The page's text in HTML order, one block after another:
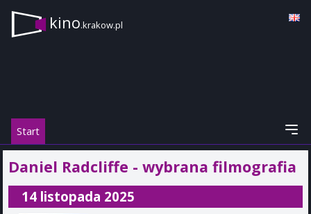
kino.krakow.pl
Start
Daniel Radcliffe - wybrana filmografia
14 listopada 2025